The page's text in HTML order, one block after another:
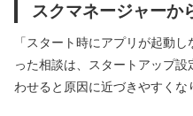
スクマネージャーか
「スタート時にアプリが起動
った相談は、スタートアップ
わせると原因に近づきやすくな